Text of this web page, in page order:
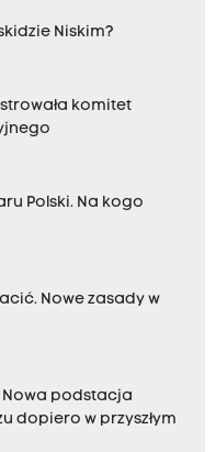
Niskim?
komitet
Polski. Na kogo
Nowe zasady w
Nowa podstacja
dopiero w przyszłym